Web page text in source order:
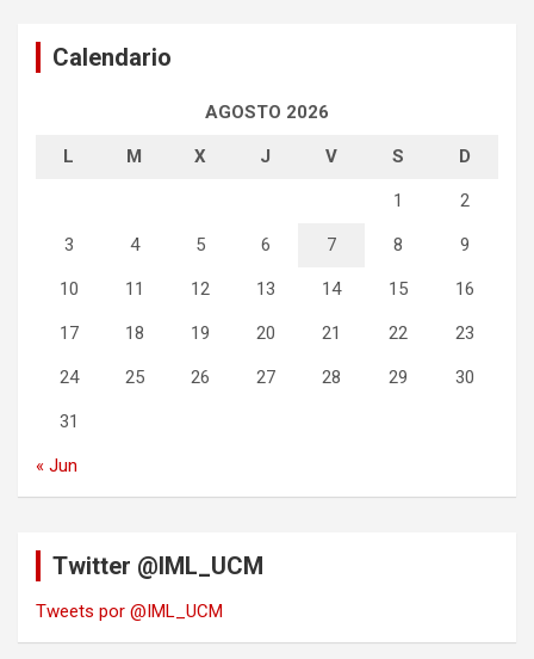
Calendario
AGOSTO 2026
L M X J V S D
1 2
3 4 5 6 7 8 9
10 11 12 13 14 15 16
17 18 19 20 21 22 23
24 25 26 27 28 29 30
31
« Jun
Twitter @IML_UCM
Tweets por @IML_UCM